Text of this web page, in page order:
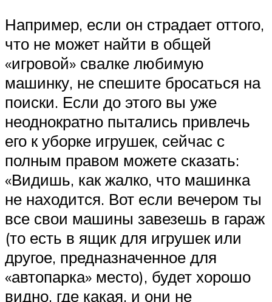
Например, если он страдает оттого,
что не может найти в общей
«игровой» свалке любимую
машинку, не спешите бросаться на
поиски. Если до этого вы уже
неоднократно пытались привлечь
его к уборке игрушек, сейчас с
полным правом можете сказать:
«Видишь, как жалко, что машинка
не находится. Вот если вечером ты
все свои машины завезешь в гараж
(то есть в ящик для игрушек или
другое, предназначенное для
«автопарка» место), будет хорошо
видно, где какая, и они не